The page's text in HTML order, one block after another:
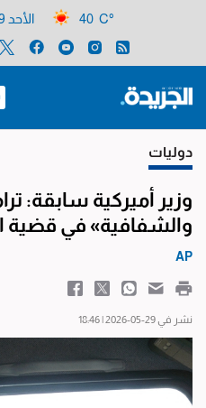
40 C° الأحد 09 أغسطس 2026
دوليات
وزير أميركية سابقة:
والشفافية» في قضية
AP
نشر في 29-05-2026 | 18:46